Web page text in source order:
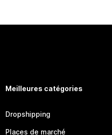
Meilleures catégories
Dropshipping
Places de marché